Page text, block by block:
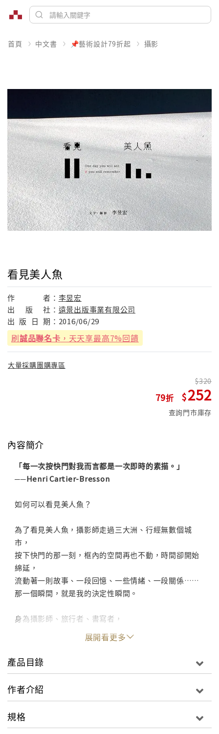
首頁 中文書 📌藝術設計79折起 攝影
看見美人魚
作 者： 李昱宏
出
版 社： 遠景出版事業有限公司
出 版 日 期： 2016/06/29
刷誠品聯名卡 ，天天享最高7%回饋
大量採購團購專區
79
320
252
查詢門市庫存
內容簡介
「每一次按快門對我而言都是一次即時的素描。」
──Henri Cartier-Bresson
如何可以看見美人魚？
為了看見美人魚，攝影師走過三大洲、行經無數個城
市，
按下快門的那一刻，框內的空間再也不動，時間卻開始
綿延，
流動著一則故事、一段回憶、一些情緒、一段關係……
那一個瞬間，就是我的決定性瞬間。
身為攝影師、旅行者、書寫者，
本書為李昱宏對於攝影創作與論述發表的總結，
既是個人的創作展現（攝影者的凝視），
同時也藉由作品展現其攝影哲學與美學（觀者的凝
視）。
當你真的進入瀕死之際，美人魚才會現身救你，因此你
展開看更多
產品目錄
作者介紹
規格